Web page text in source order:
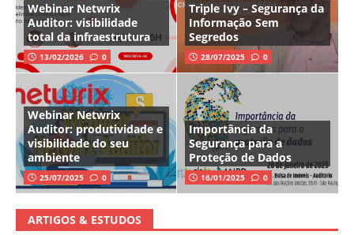
Webinar Netwrix
Auditor: visibilidade
total da infraestrutura
13/02/2026 0
Triple Ivy – Segurança da
Informação Sem
Segredos
28/07/2025 0
Webinar Netwrix
Auditor: produtividade e
visibilidade do seu
ambiente
25/07/2025 0
Importância da
Segurança para a
Proteção de Dados
16/01/2025 0
ARTIGOS & ESTUDOS